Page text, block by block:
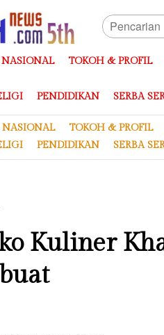
NASIONAL TOKOH & PROFIL
PENDIDIKAN SERBA
NASIONAL TOKOH & PROFIL
PENDIDIKAN SERBA
Kuliner